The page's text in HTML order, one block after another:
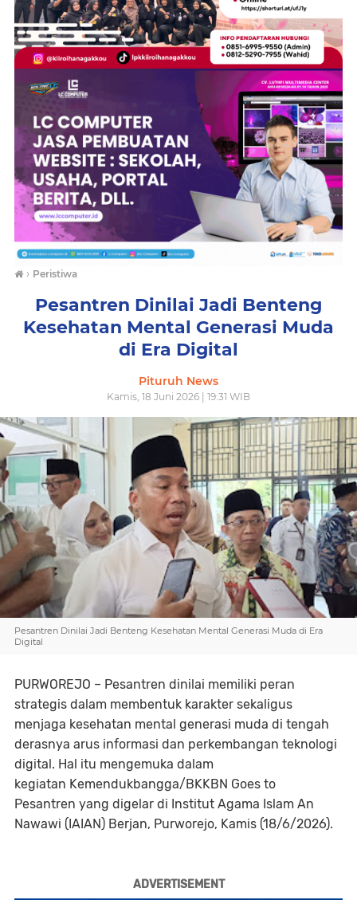
› Peristiwa
Pesantren Dinilai Jadi Benteng
Kesehatan Mental Generasi Muda
di Era Digital
Pituruh News
Kamis, 18 Juni 2026 | 19:31 WIB
Pesantren Dinilai Jadi Benteng Kesehatan Mental Generasi Muda di Era
Digital
PURWOREJO – Pesantren dinilai memiliki peran
strategis dalam membentuk karakter sekaligus
menjaga kesehatan mental generasi muda di tengah
derasnya arus informasi dan perkembangan teknologi
digital. Hal itu mengemuka dalam
kegiatan Kemendukbangga/BKKBN Goes to
Pesantren yang digelar di Institut Agama Islam An
Nawawi (IAIAN) Berjan, Purworejo, Kamis (18/6/2026).
ADVERTISEMENT